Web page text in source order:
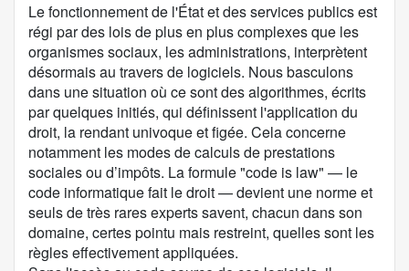
Le fonctionnement de l'État et des services publics est
régi par des lois de plus en plus complexes que les
organismes sociaux, les administrations, interprètent
désormais au travers de logiciels. Nous basculons
dans une situation où ce sont des algorithmes, écrits
par quelques initiés, qui définissent l'application du
droit, la rendant univoque et figée. Cela concerne
notamment les modes de calculs de prestations
sociales ou d’impôts. La formule "code is law" — le
code informatique fait le droit — devient une norme et
seuls de très rares experts savent, chacun dans son
domaine, certes pointu mais restreint, quelles sont les
règles effectivement appliquées.